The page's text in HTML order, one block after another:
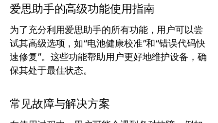
爱思助手的高级功能使用指南
为了充分利用爱思助手的所有功能，用户可以尝
试其高级选项，如“电池健康校准”和“错误代码快
速修复”。这些功能帮助用户更好地维护设备，确
保其处于最佳状态。
常见故障与解决方案